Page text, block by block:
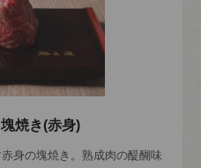
焼き(赤身)
身の塊焼き。熟成肉の醍醐味